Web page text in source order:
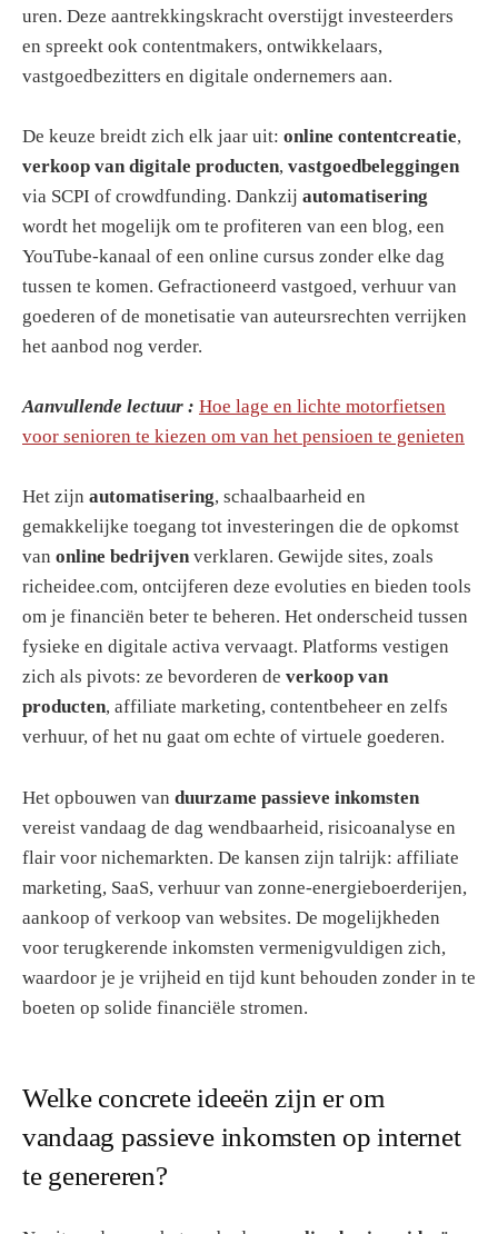
uren. Deze aantrekkingskracht overstijgt investeerders
en spreekt ook contentmakers, ontwikkelaars,
vastgoedbezitters en digitale ondernemers aan.
De keuze breidt zich elk jaar uit: online contentcreatie,
verkoop van digitale producten, vastgoedbeleggingen
via SCPI of crowdfunding. Dankzij automatisering
wordt het mogelijk om te profiteren van een blog, een
YouTube-kanaal of een online cursus zonder elke dag
tussen te komen. Gefractioneerd vastgoed, verhuur van
goederen of de monetisatie van auteursrechten verrijken
het aanbod nog verder.
Aanvullende lectuur : Hoe lage en lichte motorfietsen
voor senioren te kiezen om van het pensioen te genieten
Het zijn automatisering, schaalbaarheid en
gemakkelijke toegang tot investeringen die de opkomst
van online bedrijvenverklaren. Gewijde sites, zoals
richeidee.com, ontcijferen deze evoluties en bieden tools
om je financiën beter te beheren. Het onderscheid tussen
fysieke en digitale activa vervaagt. Platforms vestigen
zich als pivots: ze bevorderen de verkoop van
producten, affiliate marketing, contentbeheer en zelfs
verhuur, of het nu gaat om echte of virtuele goederen.
Het opbouwen van duurzame passieve inkomsten
vereist vandaag de dag wendbaarheid, risicoanalyse en
flair voor nichemarkten. De kansen zijn talrijk: affiliate
marketing, SaaS, verhuur van zonne-energieboerderijen,
aankoop of verkoop van websites. De mogelijkheden
voor terugkerende inkomsten vermenigvuldigen zich,
waardoor je je vrijheid en tijd kunt behouden zonder in te
boeten op solide financiële stromen.
Welke concrete ideeën zijn er om
vandaag passieve inkomsten op internet
te genereren?